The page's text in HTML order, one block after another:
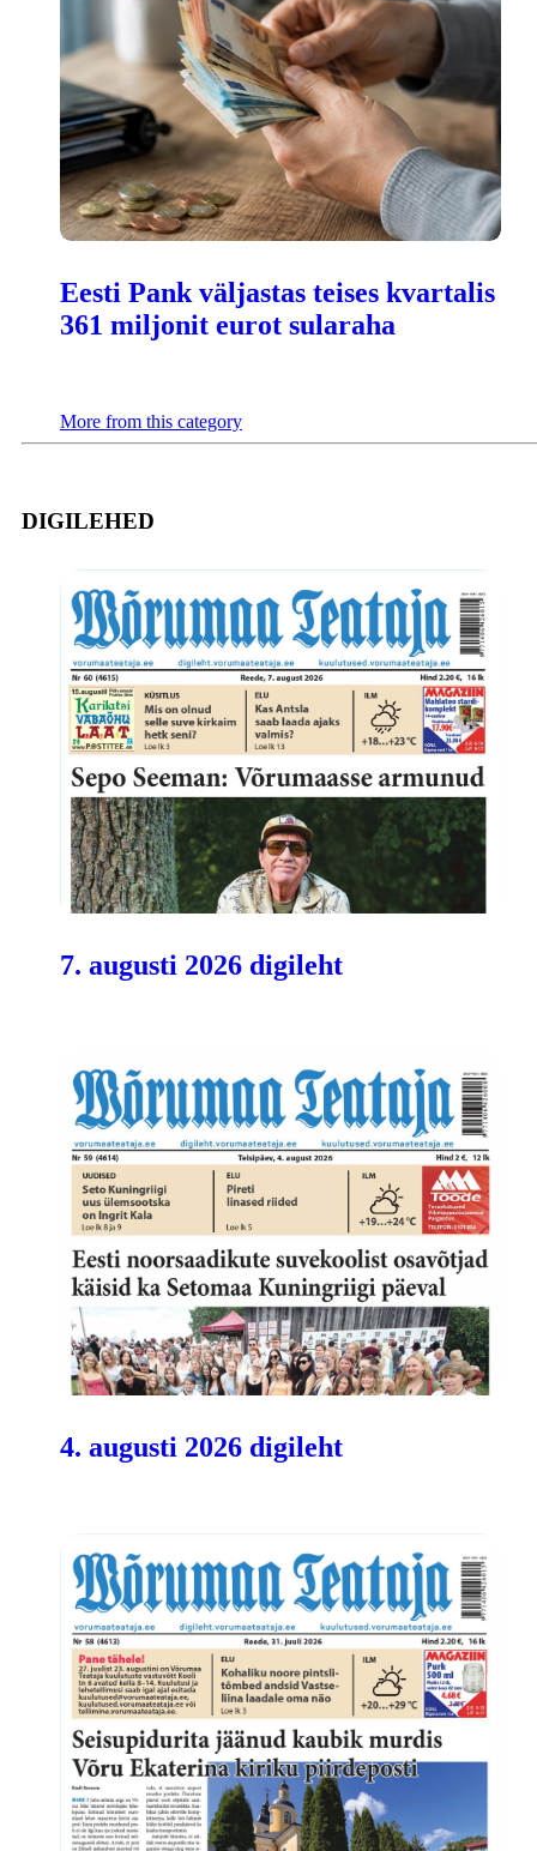
Eesti Pank väljastas teises kvartalis
361 miljonit eurot sularaha
More from this category
DIGILEHED
7. augusti 2026 digileht
4. augusti 2026 digileht